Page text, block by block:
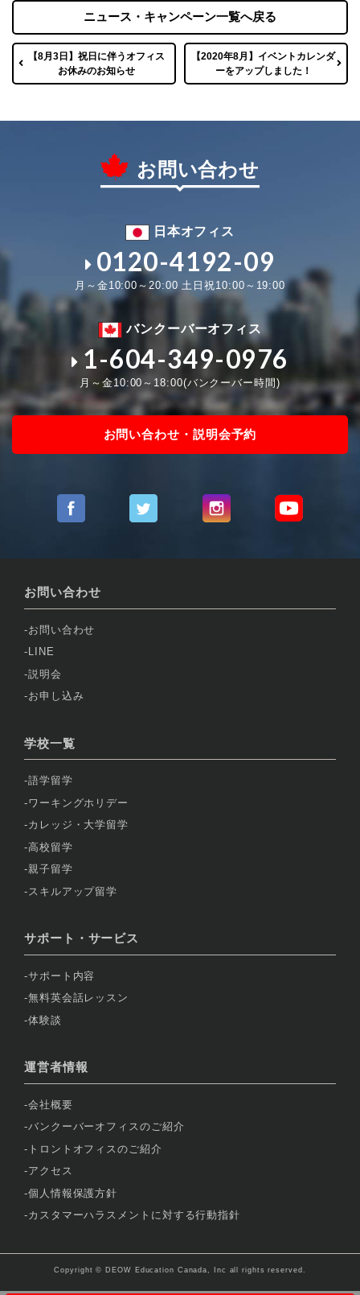
【8月3日】祝日に伴うオフィス
お休みのお知らせ
ニュース・キャンペーン一覧へ戻る
【2020年8月】イベントカレンダ
ーをアップしました！
お問い合わせ
日本オフィス
0120-4192-09
月～金10:00～20:00 土日祝10:00～19:00
バンクーバーオフィス
1-604-349-0976
月～金10:00～18:00(バンクーバー時間)
お問い合わせ・説明会予約
お問い合わせ
お問い合わせ
LINE
説明会
お申し込み
学校一覧
語学留学
ワーキングホリデー
カレッジ・大学留学
高校留学
親子留学
スキルアップ留学
サポート・サービス
サポート内容
無料英会話レッスン
体験談
運営者情報
会社概要
バンクーバーオフィスのご紹介
トロントオフィスのご紹介
アクセス
個人情報保護方針
カスタマーハラスメントに対する行動指針
Copyright © DEOW Education Canada, Inc all rights reserved.